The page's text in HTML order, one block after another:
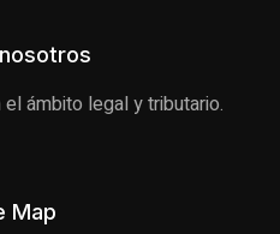
ámbito legal y tributario.
Map